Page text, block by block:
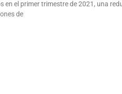
en el primer trimestre de 2021, una
de